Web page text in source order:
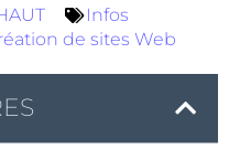
Infos
de sites Web